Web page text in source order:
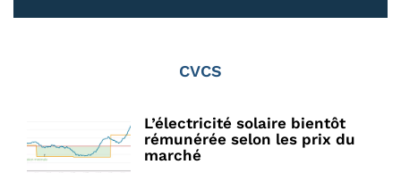
CVCS
L’électricité solaire bientôt
rémunérée selon les prix du
marché